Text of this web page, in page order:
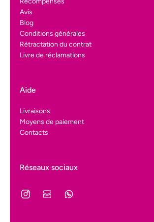
Avis
Blog
Conditions générales
Rétractation du contrat
Livre de réclamations
Aide
Livraisons
Moyens de paiement
Contacts
Réseaux sociaux